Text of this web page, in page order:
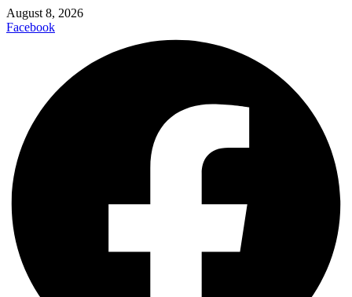
August 8, 2026
Facebook